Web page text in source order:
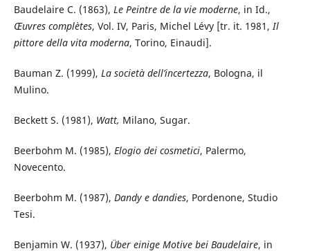
Baudelaire C. (1863), Le Peintre de la vie moderne, in Id.,
Œuvres complètes, Vol. IV, Paris, Michel Lévy [tr. it. 1981,Il
pittore della vita moderna, Torino, Einaudi].
Bauman Z. (1999), La società dell’incertezza, Bologna, il
Mulino.
Beckett S. (1981), Watt, Milano, Sugar.
Beerbohm M. (1985), Elogio dei cosmetici, Palermo,
Novecento.
Beerbohm M. (1987), Dandy e dandies, Pordenone, Studio
Tesi.
Benjamin W. (1937), Über einige Motive bei Baudelaire, in